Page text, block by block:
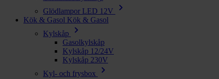
Glödlampor LED 12V chevron_right
Kök & Gasol Kök & Gasol
Kylskåp
chevron_right
Gasolkylskåp
Kylskåp 12/24V
Kylskåp 230V
Kyl- och frysbox
chevron_right